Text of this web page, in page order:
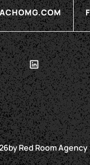
byRed Room Agency